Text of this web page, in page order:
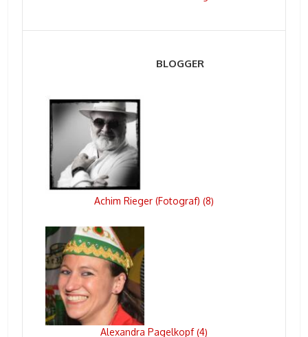
BLOGGER
Achim Rieger (Fotograf) (8)
Alexandra Pagelkopf(4)